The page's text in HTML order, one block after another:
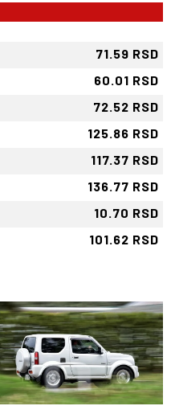
71.59 RSD
60.01 RSD
72.52 RSD
125.86 RSD
117.37 RSD
136.77 RSD
10.70 RSD
101.62 RSD